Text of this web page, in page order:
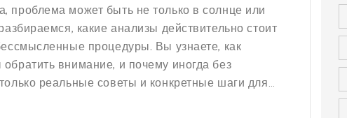
проблема может быть не только в солнце или
какие анализы действительно стоит
процедуры. Вы узнаете, как
внимание, и почему иногда без
реальные советы и конкретные шаги для